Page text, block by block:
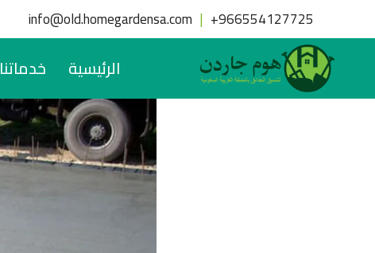
إلى
المحتوى
966554127725
+
|
info@old.homegardensa.com
الرئيسية خدماتنا